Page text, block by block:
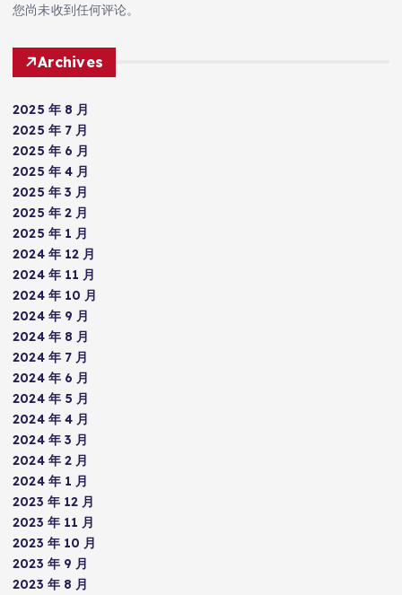
您尚未收到任何评论。
Archives
2025 年 8 月
2025 年 7 月
2025 年 6 月
2025 年 4 月
2025 年 3 月
2025 年 2 月
2025 年 1 月
2024 年 12 月
2024 年 11 月
2024 年 10 月
2024 年 9 月
2024 年 8 月
2024 年 7 月
2024 年 6 月
2024 年 5 月
2024 年 4 月
2024 年 3 月
2024 年 2 月
2024 年 1 月
2023 年 12 月
2023 年 11 月
2023 年 10 月
2023 年 9 月
2023 年 8 月